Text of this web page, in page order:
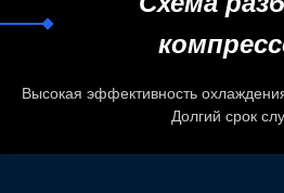
Высокая эффективность
Долгий срок